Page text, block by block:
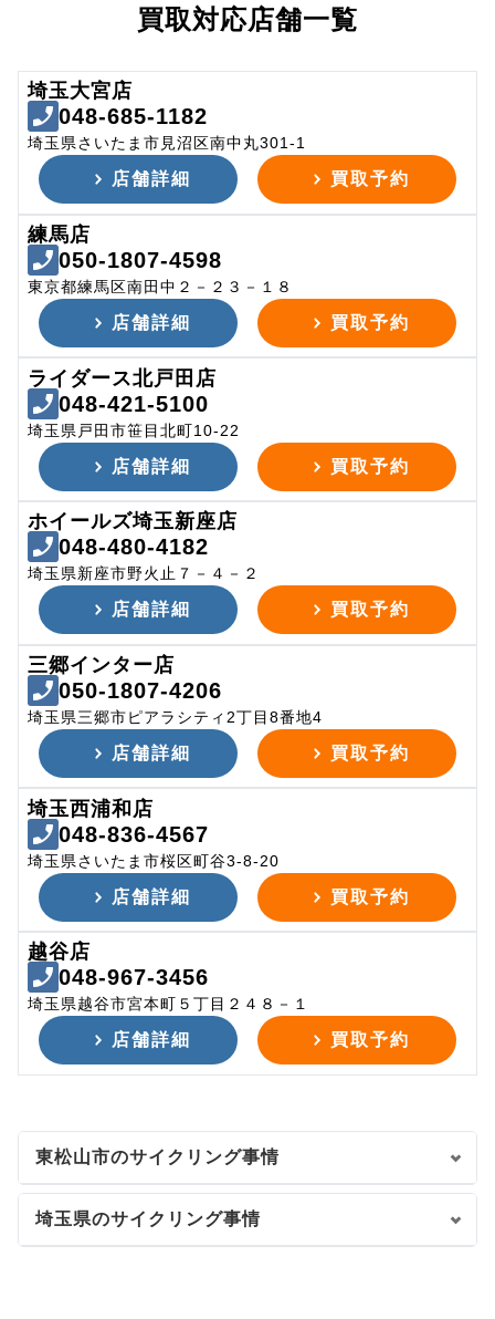
買取対応店舗一覧
埼玉大宮店
048-685-1182
埼玉県さいたま市見沼区南中丸301-1
店舗詳細 買取予約
練馬店
050-1807-4598
東京都練馬区南田中２－２３－１８
店舗詳細 買取予約
ライダース北戸田店
048-421-5100
埼玉県戸田市笹目北町10-22
店舗詳細 買取予約
ホイールズ埼玉新座店
048-480-4182
埼玉県新座市野火止７－４－２
店舗詳細 買取予約
三郷インター店
050-1807-4206
埼玉県三郷市ピアラシティ2丁目8番地4
店舗詳細 買取予約
埼玉西浦和店
048-836-4567
埼玉県さいたま市桜区町谷3-8-20
店舗詳細 買取予約
越谷店
048-967-3456
埼玉県越谷市宮本町５丁目２４８－１
店舗詳細 買取予約
東松山市のサイクリング事情
埼玉県のサイクリング事情